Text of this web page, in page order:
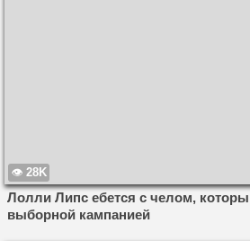
28K
Лолли Липс ебется с челом,
выборной кампанией